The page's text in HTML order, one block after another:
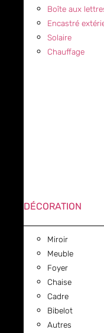
Boîte aux
Encastré
Solaire
Chauffage
DÉCORATION
Miroir
Meuble
Foyer
Chaise
Cadre
Bibelot
Autres